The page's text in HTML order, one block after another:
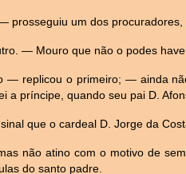
prosseguiu um dos
— Mouro que não o podes
— replicou o primeiro; — ainda
a príncipe, quando seu pai D.
que o cardeal D. Jorge da
não atino com o motivo de
do santo padre.